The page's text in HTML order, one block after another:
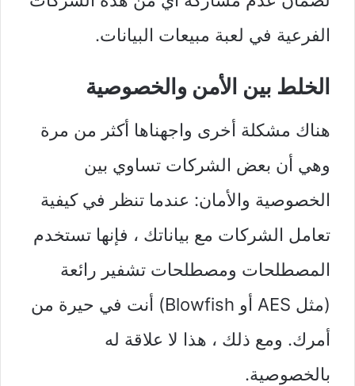
الفرعية في لعبة مبيعات البيانات.
الخلط بين الأمن والخصوصية
هناك مشكلة أخرى واجهناها أكثر من مرة
وهي أن بعض الشركات تساوي بين
الخصوصية والأمان: عندما تنظر في كيفية
تعامل الشركات مع بياناتك ، فإنها تستخدم
المصطلحات ومصطلحات تشفير رائعة
(مثل AES أو Blowfish) أنت في حيرة من
أمرك. ومع ذلك ، هذا لا علاقة له
بالخصوصية.